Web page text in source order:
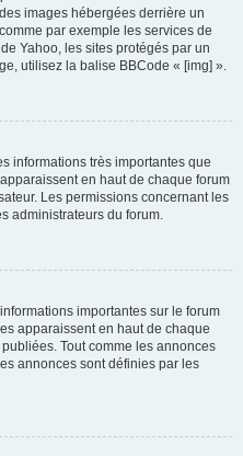
images hébergées derrière un
par exemple les services de
Yahoo, les sites protégés par un
utilisez la balise BBCode « [img] ».
informations très importantes que
en haut de chaque forum
Les permissions concernant les
administrateurs du forum.
importantes sur le forum
apparaissent en haut de chaque
Tout comme les annonces
annonces sont définies par les